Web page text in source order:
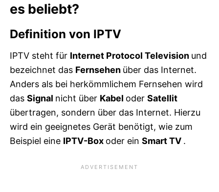
es beliebt?
Definition von IPTV
IPTV steht für Internet Protocol Television und
bezeichnet das Fernsehen über das Internet.
Anders als bei herkömmlichem Fernsehen wird
das Signal nicht über Kabel oder Satellit
übertragen, sondern über das Internet. Hierzu
wird ein geeignetes Gerät benötigt, wie zum
Beispiel eine IPTV-Box oder ein Smart TV .